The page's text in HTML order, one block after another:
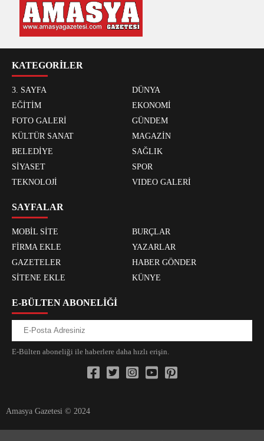
KATEGORİLER
3. SAYFA
DÜNYA
EĞİTİM
EKONOMİ
FOTO GALERİ
GÜNDEM
KÜLTÜR SANAT
MAGAZİN
BELEDİYE
SAĞLIK
SİYASET
SPOR
TEKNOLOJİ
VIDEO GALERİ
SAYFALAR
MOBİL SİTE
BURÇLAR
FİRMA EKLE
YAZARLAR
GAZETELER
HABER GÖNDER
SİTENE EKLE
KÜNYE
E-BÜLTEN ABONELİĞİ
E-Bülten aboneliği ile haberlere daha hızlı erişin.
Amasya Gazetesi © 2024